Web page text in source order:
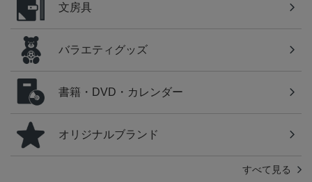
文房具
バラエティグッズ
書籍・DVD・カレンダー
オリジナルブランド
すべて見る